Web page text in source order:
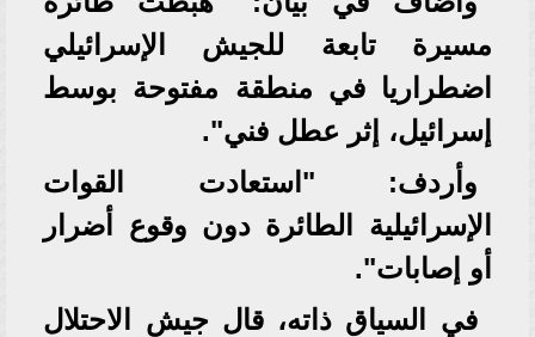
مسيرة تابعة للجيش الإسرائيلي
اضطراريا في منطقة مفتوحة بوسط
إسرائيل، إثر عطل فني".
وأردف: "استعادت القوات
الإسرائيلية الطائرة دون وقوع أضرار
أو إصابات".
في السياق ذاته، قال جيش الاحتلال